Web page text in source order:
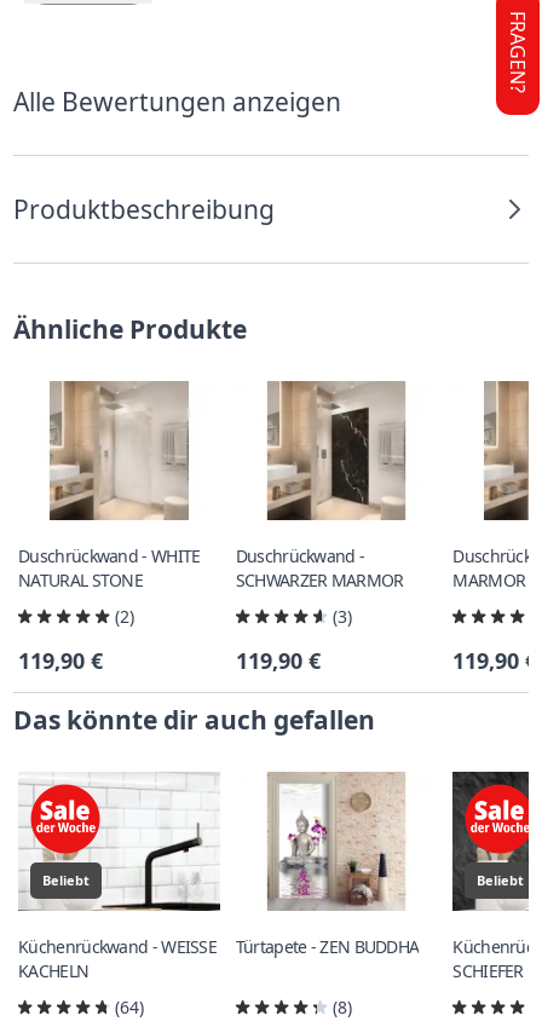
Alle Bewertungen anzeigen
Produktbeschreibung
Ähnliche Produkte
Duschrückwand - WHITE
NATURAL STONE
(2)
119,90 €
Duschrückwand -
SCHWARZER MARMOR
(3)
119,90 €
MARMOR
119,90 €
Das könnte dir auch gefallen
Beliebt
Küchenrückwand - WEISSE
KACHELN
(64)
Türtapete - ZEN BUDDHA
(8)
Beliebt
SCHIEFER
FRAGEN?